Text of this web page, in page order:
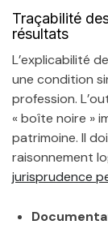
Traçabilité
résultats
L’explicabilité
une condition
profession.
« boîte noire »
patrimoine. Il
raisonnement
jurisprudence